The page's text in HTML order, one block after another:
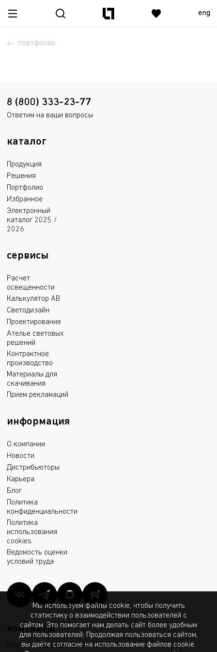
eng
портфолио
8 (800) 333-23-77
Ответим на ваши вопросы
каталог
Продукция
Решения
Портфолио
Избранное
Электронный
каталог 2025 /
2026
сервисы
Расчет
освещенности
Калькулятор АВ
Светодизайн
Проектирование
Ателье световых
решений
Контрактное
производство
Материалы для
скачивания
Прием рекламаций
информация
О компании
Новости
Дистрибьюторы
Карьера
Блог
Политика
конфиденциальности
Политика
использования
cookies
Ведомость оценки
условий труда
контакты
info@msk.ltcompany.com
Мы используем файлы cookie, чтобы получить
статистику о взаимодействии пользователей с
сайтом. Это помогает нам делать сайт более удобным
для пользователей. Продолжая пользоваться сайтом,
вы даёте согласие на использование файлов cookie.